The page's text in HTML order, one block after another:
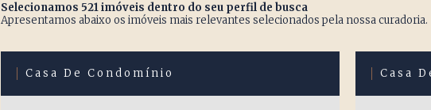
Selecionamos 521 imóveis dentro do seu perfil de busca
Apresentamos abaixo os imóveis mais relevantes selecionados pela nossa curadoria.
Casa De Condomínio Casa